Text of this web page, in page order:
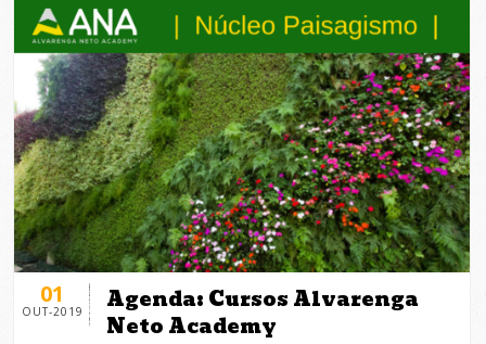
01
OUT-2019
Agenda: Cursos Alvarenga
Neto Academy